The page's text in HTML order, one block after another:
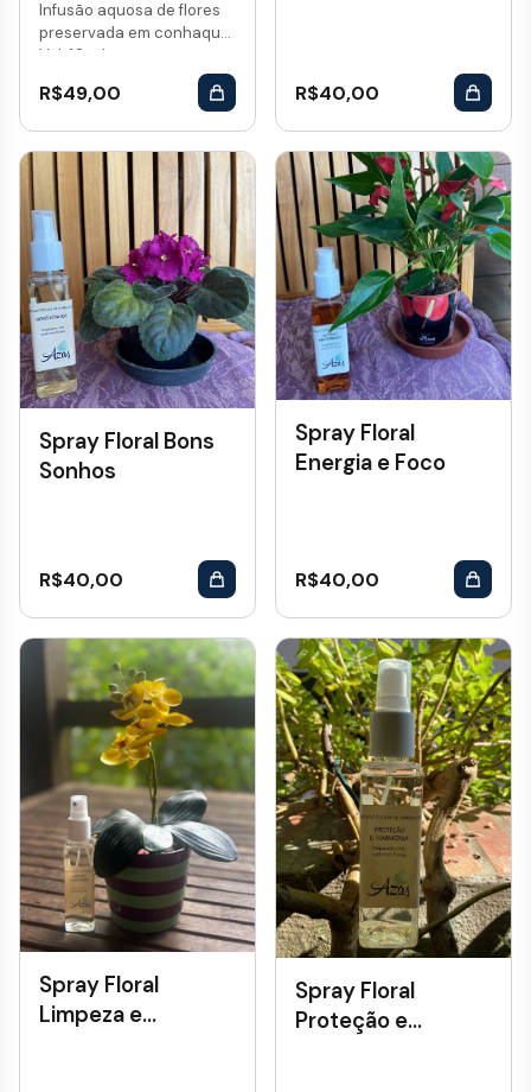
Infusão aquosa de flores
preservada em conhaque.
Vol: 10 mL...
R$49,00 R$40,00
Spray Floral Bons
Sonhos
R$40,00
Spray Floral
Energia e Foco
R$40,00
Spray Floral
Limpeza e
Spray Floral
Proteção e